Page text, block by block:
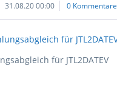
31.08.20 00:00 0 Kommentare
für JTL2DATEV